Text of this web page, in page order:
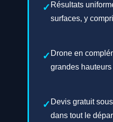
Résultats
surfaces, y
Drone en
grandes
Devis gratuit
dans tout le